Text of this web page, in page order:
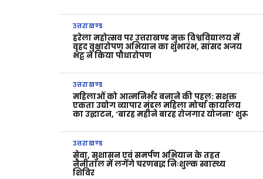
उत्तराखण्ड
हरेला महोत्सव पर उत्तराखण्ड मुक्त विश्वविद्यालय में
वृहद वृक्षारोपण अभियान का शुभारंभ, सांसद अजय
भट्ट ने किया पौधारोपण
उत्तराखण्ड
महिलाओं को आत्मनिर्भर बनाने की पहल: सशक्त
एकता उद्योग व्यापार मंडल महिला मोर्चा कार्यालय
का उद्घाटन, ‘बारह महीने बारह रोजगार योजना’ शुरू
उत्तराखण्ड
सेवा, सुशासन एवं समर्पण अभियान के तहत
नैनीताल में लगेंगे चरणबद्ध निःशुल्क स्वास्थ्य
शिविर